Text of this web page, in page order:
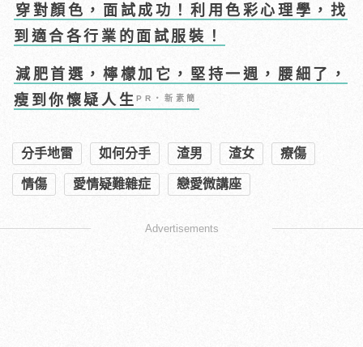
穿對顏色，面試成功！利用色彩心理學，找
到適合各行業的面試服裝！
減肥首選，檸檬加它，堅持一週，腰細了，
瘦到你懷疑人生PR・新素簡
分手地雷 如何分手 渣男 渣女 療傷
情傷 愛情疑難雜症 戀愛微講座
Advertisements